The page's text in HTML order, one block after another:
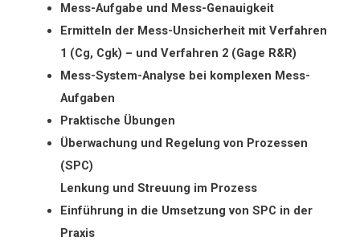
Mess-Aufgabe und Mess-Genauigkeit
Ermitteln der Mess-Unsicherheit mit Verfahren
1 (Cg, Cgk) – und Verfahren 2 (Gage R&R)
Mess-System-Analyse bei komplexen Mess-
Aufgaben
Praktische Übungen
Überwachung und Regelung von Prozessen
(SPC)
Lenkung und Streuung im Prozess
Einführung in die Umsetzung von SPC in der
Praxis